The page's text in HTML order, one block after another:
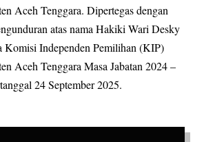
Aceh Tenggara. Dipertegas dengan
atas nama Hakiki Wari Desky
Komisi Independen Pemilihan (KIP)
Aceh Tenggara Masa Jabatan 2024 –
24 September 2025.